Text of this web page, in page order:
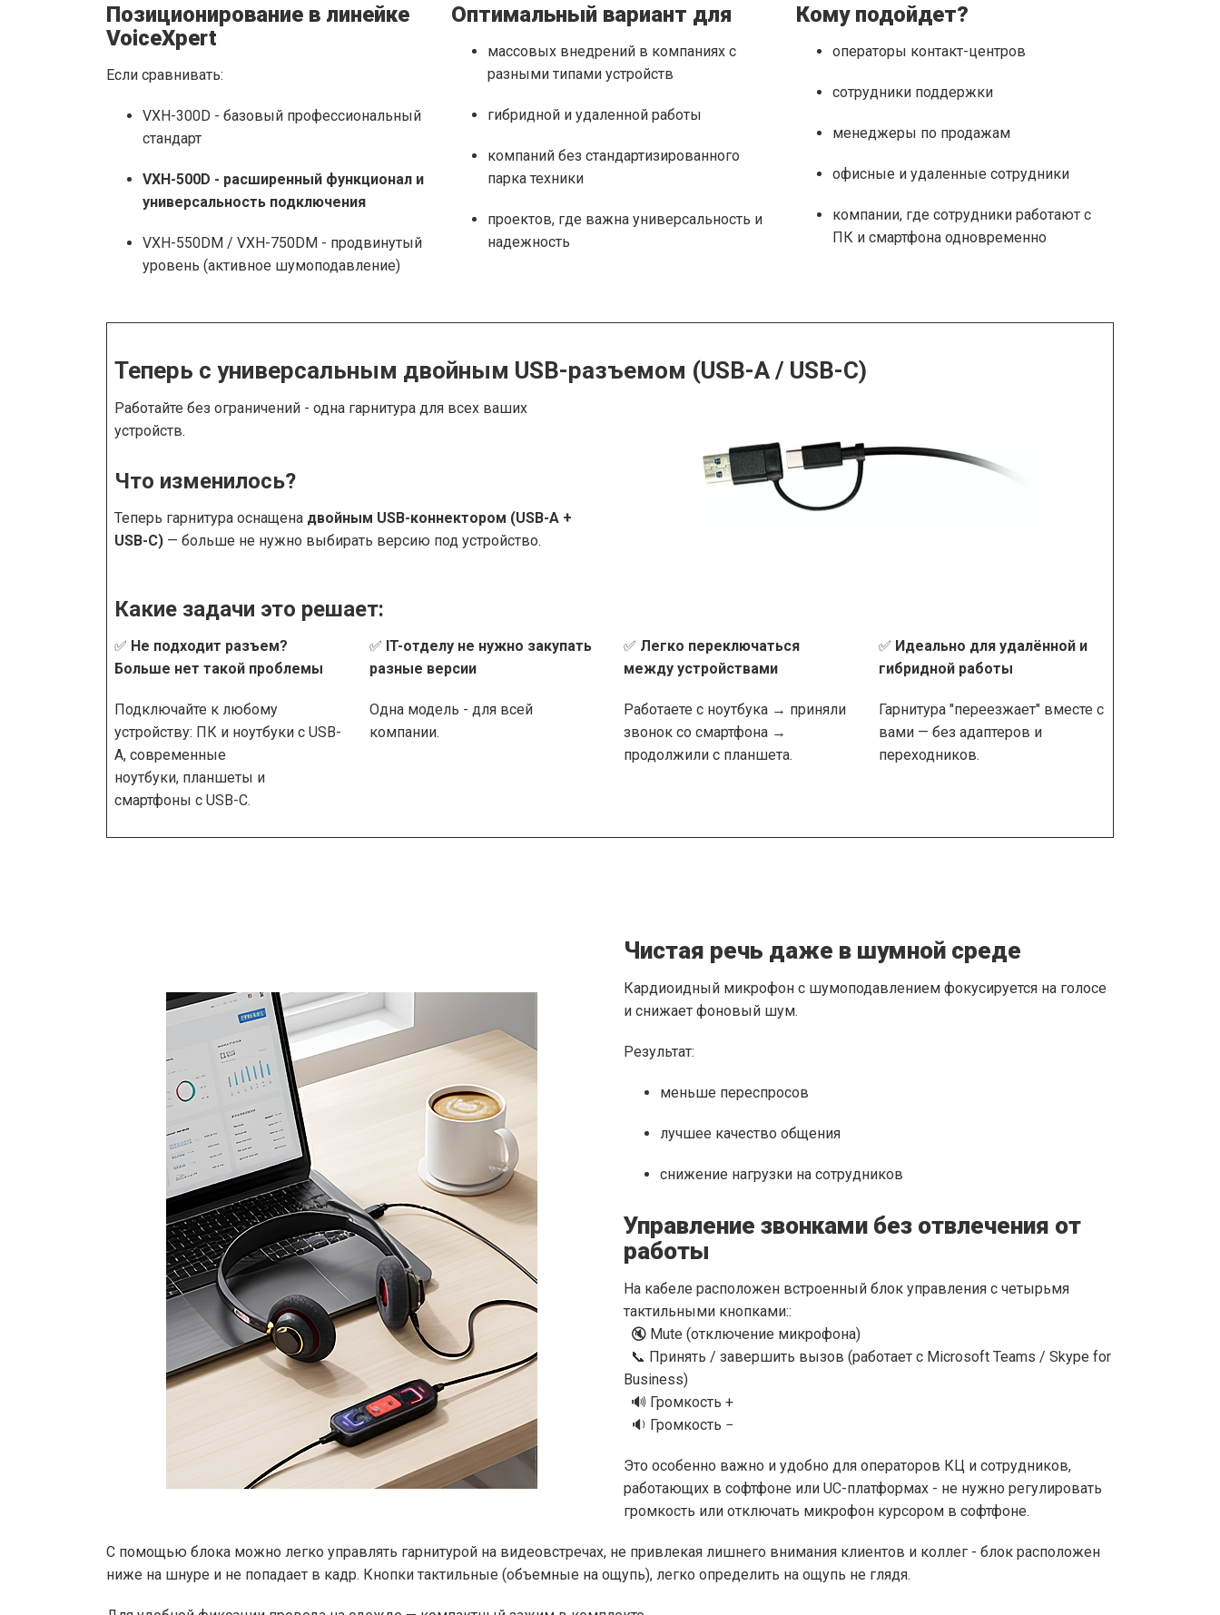
Позиционирование в линейке
VoiceXpert
Если сравнивать:
VXH-300D - базовый профессиональный
стандарт
VXH-500D - расширенный функционал и
универсальность подключения
VXH-550DM / VXH-750DM - продвинутый
уровень (активное шумоподавление)
Оптимальный вариант для
массовых внедрений в компаниях с
разными типами устройств
гибридной и удаленной работы
компаний без стандартизированного
парка техники
проектов, где важна универсальность и
надежность
Кому подойдет?
операторы контакт-центров
сотрудники поддержки
менеджеры по продажам
офисные и удаленные сотрудники
компании, где сотрудники работают с
ПК и смартфона одновременно
Теперь с универсальным двойным USB-разъемом (USB-A / USB-C)
Работайте без ограничений - одна гарнитура для всех ваших
устройств.​​​​​
Что изменилось?
Теперь гарнитура оснащена двойным USB-коннектором (USB-A +
USB-C) — больше не нужно выбирать версию под устройство.
Какие задачи это решает:
✅ Не подходит разъем?
Больше нет такой проблемы
Подключайте к любому
устройству: ПК и ноутбуки с USB-
A, современные
ноутбуки, планшеты и
смартфоны с USB-C.
✅ IT-отделу не нужно закупать
разные версии
Одна модель - для всей
компании.
✅ Легко переключаться
между устройствами
Работаете с ноутбука → приняли
звонок со смартфона →
продолжили с планшета.
✅ Идеально для удалённой и
гибридной работы
Гарнитура "переезжает" вместе с
вами — без адаптеров и
переходников.
Чистая речь даже в шумной среде
Кардиоидный микрофон с шумоподавлением фокусируется на голосе
и снижает фоновый шум.
Результат:
меньше переспросов
лучшее качество общения
снижение нагрузки на сотрудников
Управление звонками без отвлечения от
работы
На кабеле расположен встроенный блок управления с четырьмя
тактильными кнопками::
🔇 Mute (отключение микрофона)
📞 Принять / завершить вызов (работает с Microsoft Teams / Skype for
Business)
🔊 Громкость +
🔉 Громкость −
Это особенно важно и удобно для операторов КЦ и сотрудников,
работающих в софтфоне или UC-платформах - не нужно регулировать
громкость или отключать микрофон курсором в софтфоне.
С помощью блока можно легко управлять гарнитурой на видеовстречах, не привлекая лишнего внимания клиентов и коллег - блок расположен
ниже на шнуре и не попадает в кадр. Кнопки тактильные (объемные на ощупь), легко определить на ощупь не глядя.